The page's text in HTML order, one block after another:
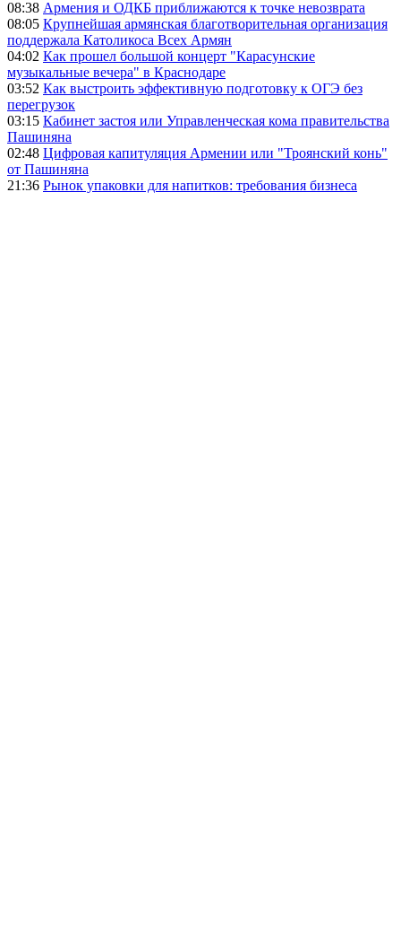
08:38 Армения и ОДКБ приближаются к точке невозврата
08:05 Крупнейшая армянская благотворительная организация
поддержала Католикоса Всех Армян
04:02 Как прошел большой концерт "Карасунские
музыкальные вечера" в Краснодаре
03:52 Как выстроить эффективную подготовку к ОГЭ без
перегрузок
03:15 Кабинет застоя или Управленческая кома правительства
Пашиняна
02:48 Цифровая капитуляция Армении или "Троянский конь"
от Пашиняна
21:36 Рынок упаковки для напитков: требования бизнеса